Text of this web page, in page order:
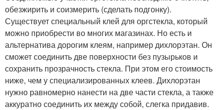
обезжирить и соизмерить (сделать подгонку).
Существует специальный клей для оргстекла, который
можно приобрести во многих магазинах. Но есть и
альтернатива дорогим клеям, например дихлорэтан. Он
сможет соединить две поверхности без пузырьков и
сохранить прозрачность стекла. При этом его стоимость
ниже, чем у специализированных клеев. Дихлорэтан
нужно равномерно нанести на две части стекла, а также
аккуратно соединить их между собой, слегка придавив.